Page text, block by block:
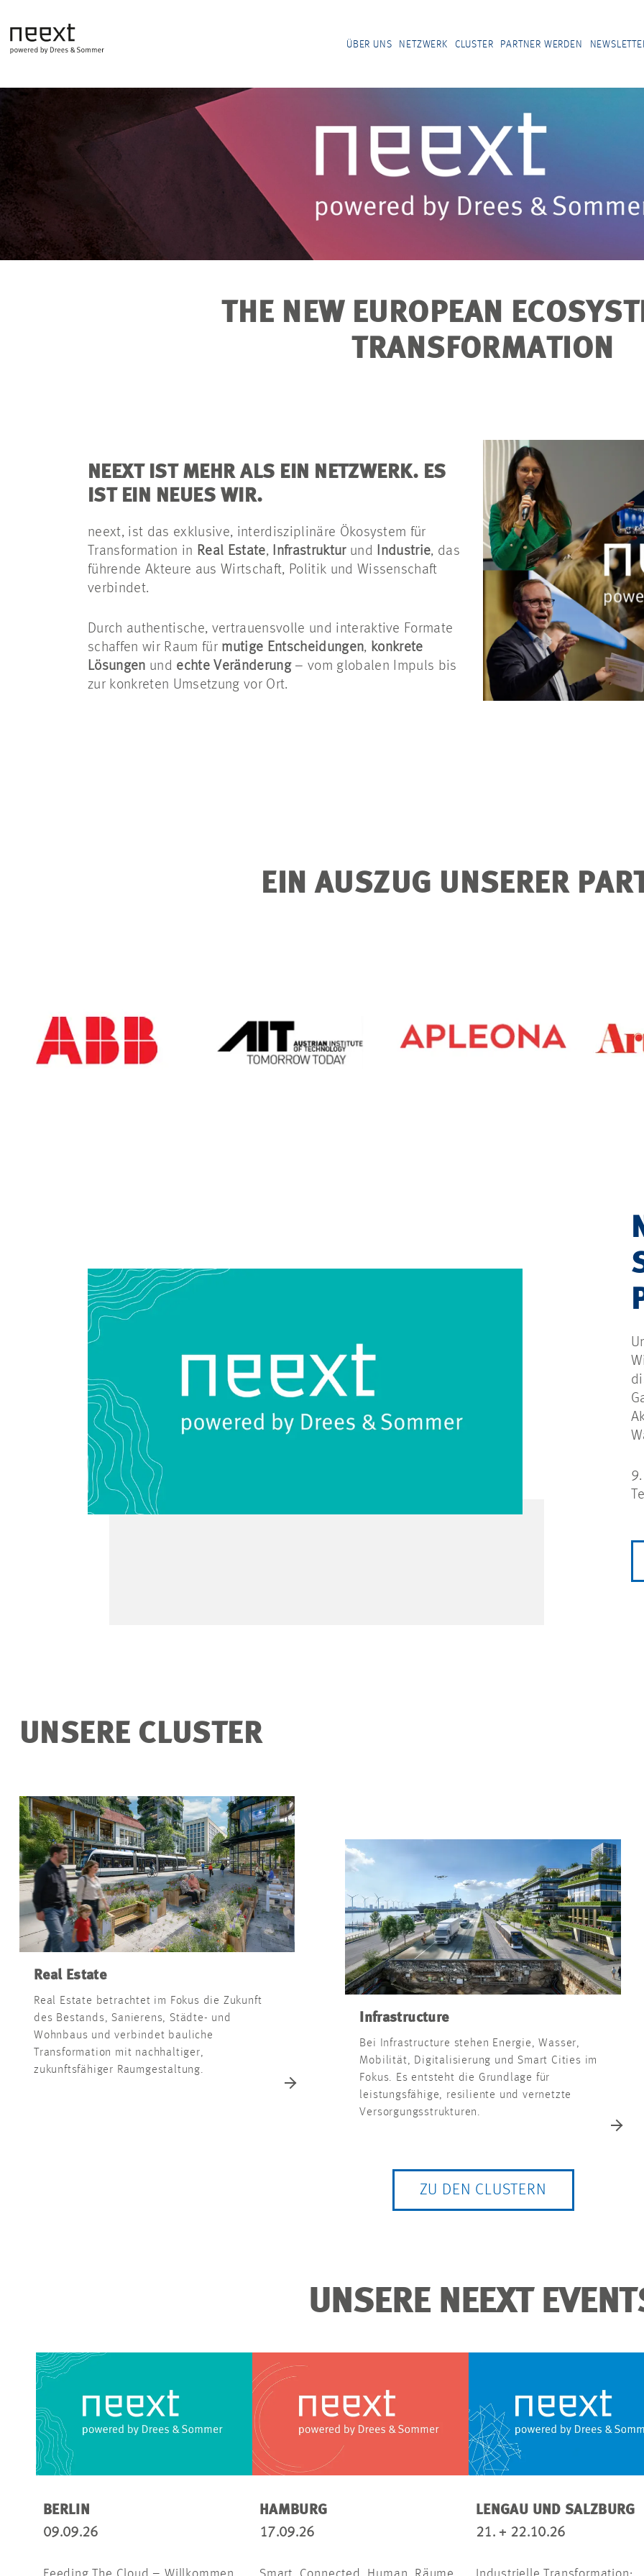
ÜBER UNS NETZWERK CLUSTER PARTNER WERDEN
THE NEW EUROPEAN
TRANSFORMATION
NEEXT IST MEHR ALS EIN NETZWERK. ES
IST EIN NEUES WIR.
neext, ist das exklusive, interdisziplinäre Ökosystem für
Transformation in Real Estate, Infrastrukturund Industrie, das
führende Akteure aus Wirtschaft, Politik und Wissenschaft
verbindet.
Durch authentische, vertrauensvolle und interaktive Formate
schaffen wir Raum für mutige Entscheidungen, konkrete
Lösungen und echte Veränderung– vom globalen Impuls bis
zur konkreten Umsetzung vor Ort.
EIN AUSZUG UNSERER
UNSERE CLUSTER
Real Estate
Real Estate betrachtet im Fokus die Zukunft
des Bestands, Sanierens, Städte- und
Wohnbaus und verbindet bauliche
Transformation mit nachhaltiger,
zukunftsfähiger Raumgestaltung.
Infrastructure
Bei Infrastructure stehen Energie, Wasser,
Mobilität, Digitalisierung und Smart Cities im
Fokus. Es entsteht die Grundlage für
leistungsfähige, resiliente und vernetzte
Versorgungsstrukturen.
ZU DEN CLUSTERN
UNSERE NEEXT
BERLIN
09.09.26
HAMBURG
17.09.26
LENGAU UND SALZBURG
21. + 22.10.26